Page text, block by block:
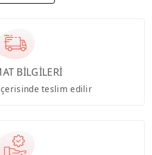
BİLGİLERİ
teslim edilir